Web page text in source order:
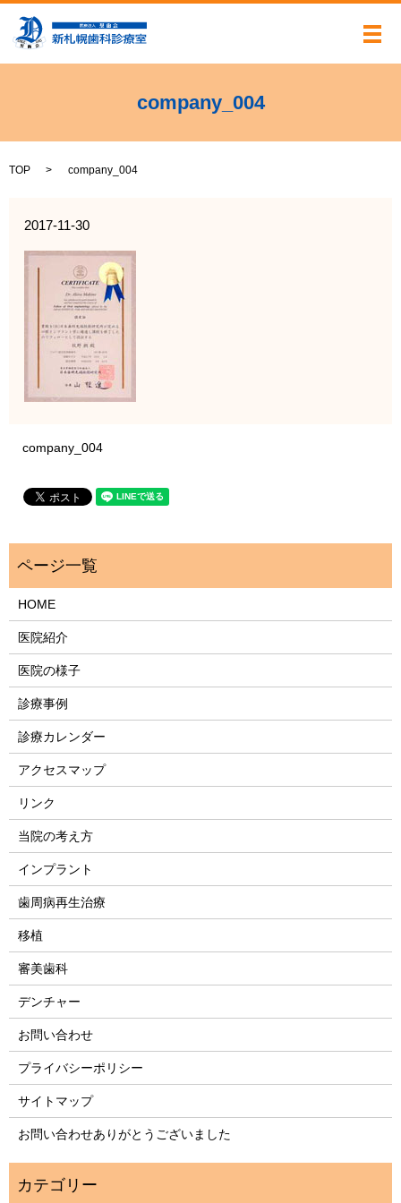
メ
company_004
TOP company_004
2017-11-30
company_004
HOME
医院紹介
医院の様子
診療事例
診療カレンダー
アクセスマップ
リンク
当院の考え方
インプラント
歯周病再生治療
移植
審美歯科
デンチャー
お問い合わせ
プライバシーポリシー
サイトマップ
お問い合わせありがとうございました